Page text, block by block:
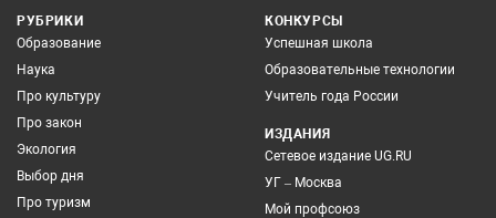
РУБРИКИ
Образование
Наука
Про культуру
Про закон
Экология
Выбор дня
Про туризм
КОНКУРСЫ
Успешная школа
Образовательные технологии
Учитель года России
ИЗДАНИЯ
Сетевое издание UG.RU
УГ – Москва
Мой профсоюз